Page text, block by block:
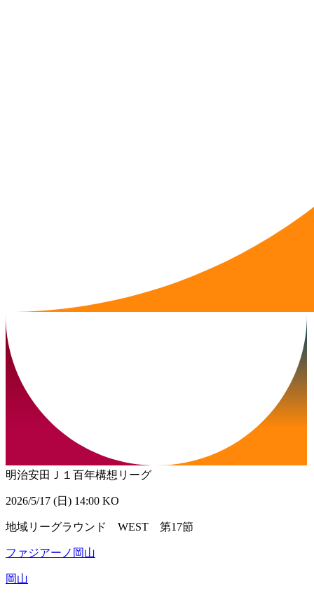
明治安田Ｊ１百年構想リーグ
2026/5/17 (日) 14:00 KO
地域リーグラウンド WEST 第17節
ファジアーノ岡山
岡山